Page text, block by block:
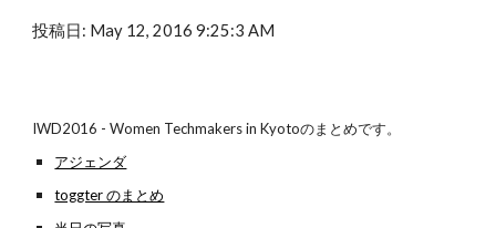
投稿日: May 12, 2016 9:25:3 AM
IWD2016 - Women Techmakers in Kyotoのまとめです。
アジェンダ
toggter のまとめ